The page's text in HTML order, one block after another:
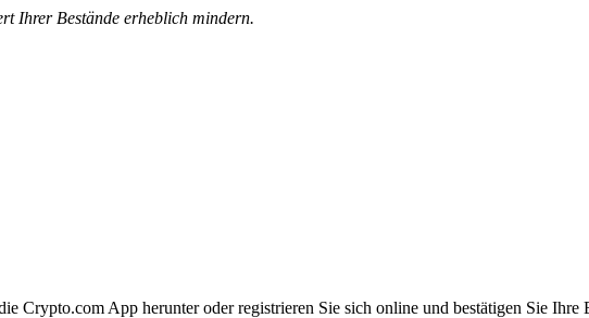
Ihrer Bestände erheblich mindern.
Crypto.com App herunter oder registrieren Sie sich online und bestätigen Sie Ihre